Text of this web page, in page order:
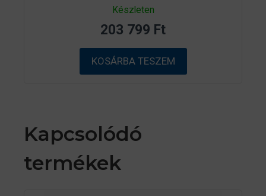
0
a
5
b
ő
l
Készleten
203 799 Ft
KOSÁRBA TESZEM
Kapcsolódó
termékek